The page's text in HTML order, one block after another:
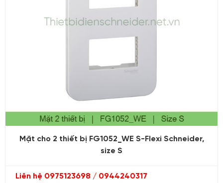
Mặt cho 2 thiết bị FG1052_WE S-Flexi Schneider,
size S
Liên hệ 0975123698 / 0944240317